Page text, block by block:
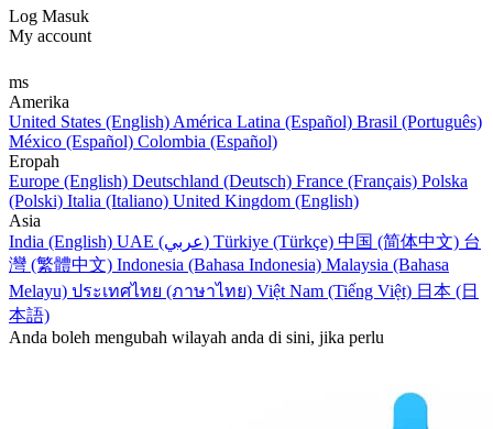
Log Masuk
My account
ms
Amerika
United States (English) América Latina (Español) Brasil (Português)
México (Español) Colombia (Español)
Eropah
Europe (English) Deutschland (Deutsch) France (Français) Polska
(Polski) Italia (Italiano) United Kingdom (English)
Asia
India (English)
UAE (عربي) Türkiye (Türkçe) 中国 (简体中文) 台
灣 (繁體中文) Indonesia (Bahasa Indonesia) Malaysia (Bahasa
Melayu) ประเทศไทย (ภาษาไทย) Việt Nam (Tiếng Việt) 日本 (日
本語)
Anda boleh mengubah wilayah anda di sini, jika perlu